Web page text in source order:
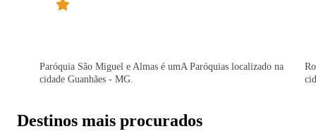
Paróquia São Miguel e Almas é umA Paróquias localizado na
cidade Guanhães - MG.
Destinos mais procurados